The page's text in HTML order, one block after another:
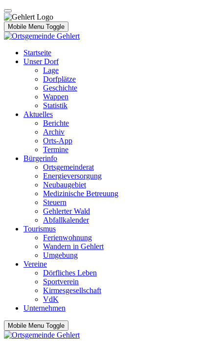
Mobile Menu Toggle
Startseite
Unser Dorf
Lage
Dorfplätze
Geschichte
Wappen
Statistik
Aktuelles
Berichte
Archiv
Orts-App
Termine
Bürgerinfo
Ortsgemeinderat
Energieversorgung
Neubaugebiet
Medizinische Betreuung
Steuern
Gehlerter Wald
Abfallkalender
Tourismus
Ferienwohnung
Wandern in Gehlert
Umgebung
Vereine
Dörfliches Leben
Sportverein
Kirmesgesellschaft
VdK
Unternehmen
Mobile Menu Toggle